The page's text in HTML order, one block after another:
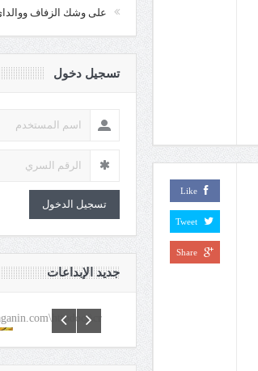
Like
Tweet
Share
على وشك الزفاف
تسجيل دخول
تسجيل الدخول
جديد الإبداعات
إستفتاءات